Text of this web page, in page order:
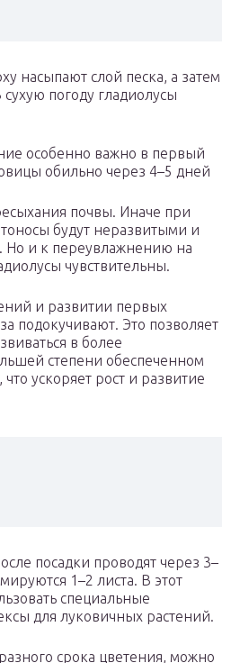
насыпают слой песка, а затем
погоду гладиолусы
особенно важно в первый
обильно через 4–5 дней
почвы. Иначе при
будут неразвитыми и
и к переувлажнению на
чувствительны.
и развитии первых
подокучивают. Это позволяет
в более
степени обеспеченном
ускоряет рост и развитие
посадки проводят через 3–
1–2 листа. В этот
специальные
для луковичных растений.
срока цветения, можно